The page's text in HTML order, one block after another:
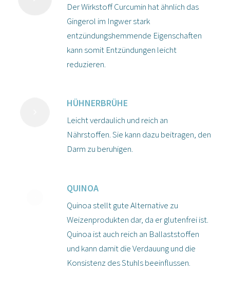
Der Wirkstoff Curcumin hat ähnlich das
Gingerol im Ingwer stark
entzündungshemmende Eigenschaften
kann somit Entzündungen leicht
reduzieren.
HÜHNERBRÜHE
Leicht verdaulich und reich an
Nährstoffen. Sie kann dazu beitragen, den
Darm zu beruhigen.
QUINOA
Quinoa stellt gute Alternative zu
Weizenprodukten dar, da er glutenfrei ist.
Quinoa ist auch reich an Ballaststoffen
und kann damit die Verdauung und die
Konsistenz des Stuhls beeinflussen.